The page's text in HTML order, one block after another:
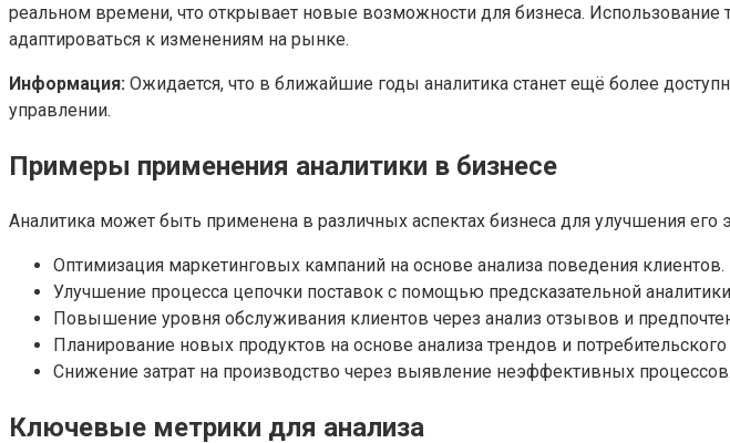
реальном времени, что открывает новые возможности для бизнеса.
адаптироваться к изменениям на рынке.
Информация: Ожидается, что в ближайшие годы аналитика станет ещё более
управлении.
Примеры применения аналитики в бизнесе
Аналитика может быть применена в различных аспектах бизнеса для улучшения
Оптимизация маркетинговых кампаний на основе анализа поведения клиентов.
Улучшение процесса цепочки поставок с помощью предсказательной
Повышение уровня обслуживания клиентов через анализ отзывов и
Планирование новых продуктов на основе анализа трендов и потребительского
Снижение затрат на производство через выявление неэффективных процессов.
Ключевые метрики для анализа